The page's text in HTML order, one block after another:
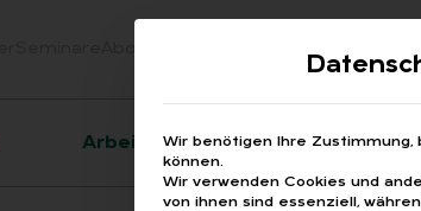
Arbeitsrecht Fragen aus
Wir benötigen Ihre
können.
Wir verwenden Cookies und
von ihnen sind essenziell,